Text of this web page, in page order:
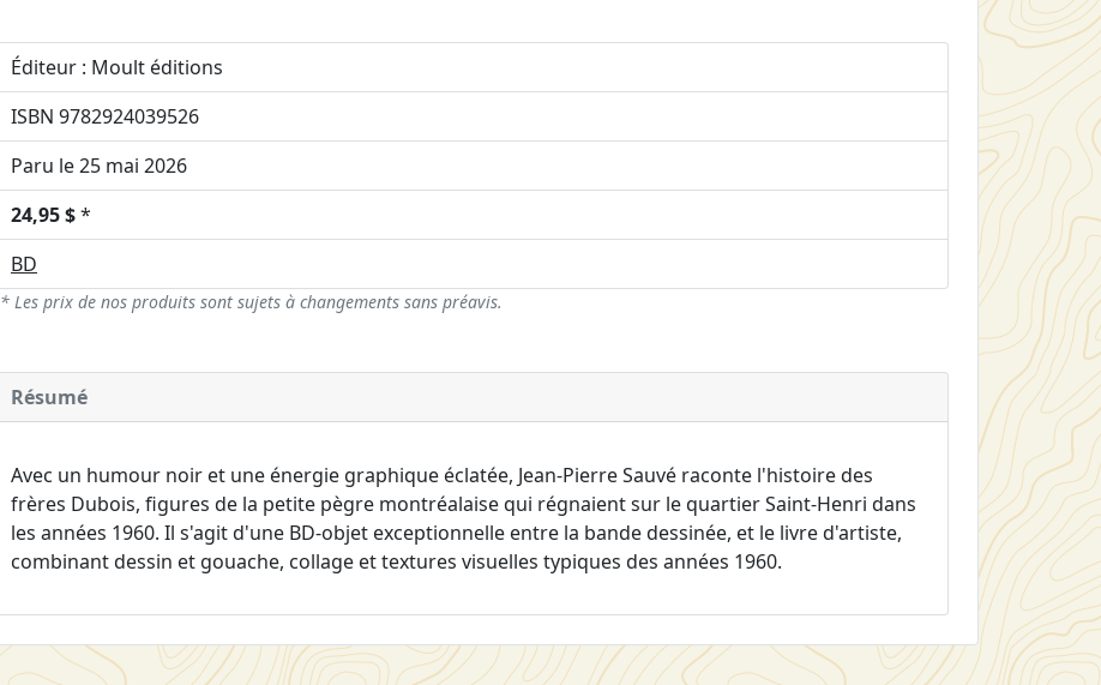
Éditeur : Moult éditions
ISBN 9782924039526
Paru le 25 mai 2026
24,95 $*
BD
* Les prix de nos produits sont sujets à changements sans préavis.
Résumé
Avec un humour noir et une énergie graphique éclatée, Jean-Pierre Sauvé raconte l'histoire des
frères Dubois, figures de la petite pègre montréalaise qui régnaient sur le quartier Saint-Henri dans
les années 1960. Il s'agit d'une BD-objet exceptionnelle entre la bande dessinée, et le livre d'artiste,
combinant dessin et gouache, collage et textures visuelles typiques des années 1960.